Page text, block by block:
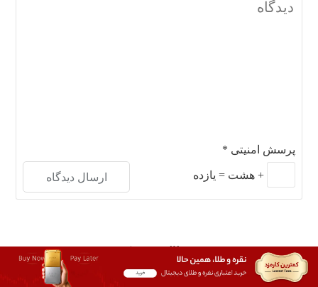
پرسش امنیتی *
+هشت = یازده